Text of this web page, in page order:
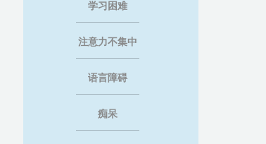
学习困难
注意力不集中
语言障碍
痴呆